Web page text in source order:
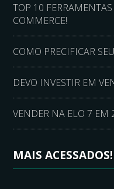
TOP 10
COMMERCE!
COMO PRECIFICAR
DEVO INVESTIR EM
VENDER NA ELO 7 EM
MAIS ACESSADOS!